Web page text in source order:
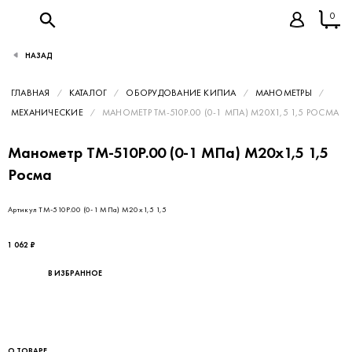
0
ГЛАВНАЯ КАТАЛОГ ОБОРУДОВАНИЕ КИПИА
МАНОМЕТРЫ
МЕХАНИЧЕСКИЕ
МАНОМЕТР ТМ-510Р.00 (0-1 МПА) М20Х1,5 1,5 РОСМА
Манометр ТМ-510Р.00 (0-1 МПа) М20х1,5 1,5
Росма
Артикул ТМ-510Р.00 (0-1 МПа) М20х1,5 1,5
1 062 ₽
В ИЗБРАННОЕ
НАЗАД